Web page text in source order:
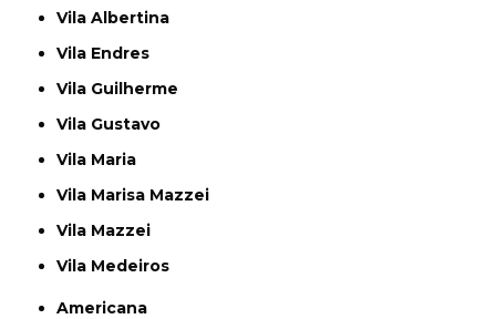
Vila Albertina
Vila Endres
Vila Guilherme
Vila Gustavo
Vila Maria
Vila Marisa Mazzei
Vila Mazzei
Vila Medeiros
Americana